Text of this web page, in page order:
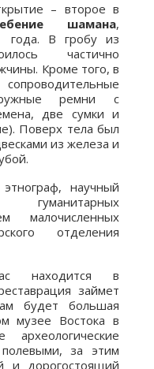
– второе в
шамана,
года. В гробу из
частично
Кроме того, в
ремни с
две сумки и
Поверх тела был
из железа и
научный
гуманитарных
малочисленных
отделения
находится в
займет
будет большая
музее Востока в
за этим
и дорогостоящий